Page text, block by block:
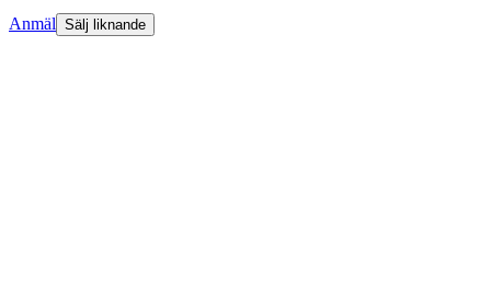
Anmäl Sälj liknande